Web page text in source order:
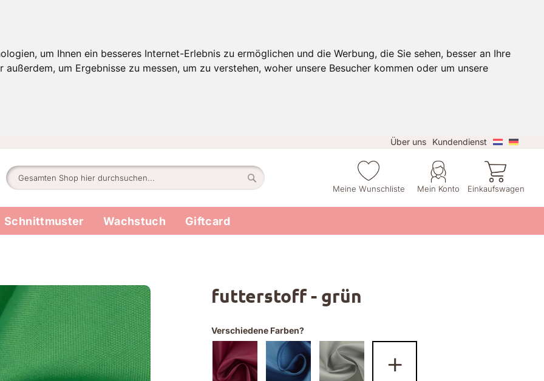
um Ihnen ein besseres Internet-Erlebnis zu ermöglichen und die Werbung, die Sie sehen, besser an Ihre
um Ergebnisse zu messen, um zu verstehen, woher unsere Besucher kommen oder um unsere
Über uns
Kundendienst
Suche
Mein Konto
Meine Wunschliste Einkaufswagen
Schnittmuster Wachstuch Giftcard
futterstoff - grün
Verschiedene Farben?
+